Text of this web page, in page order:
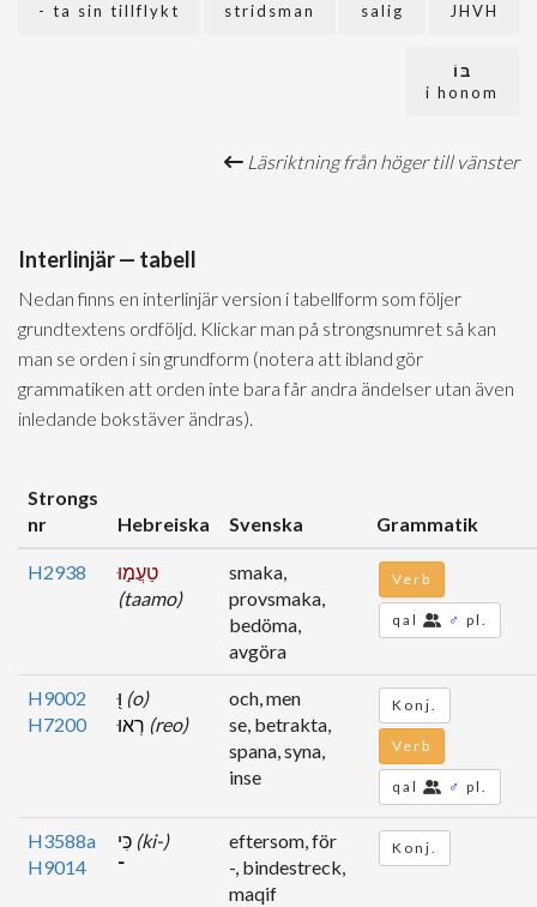
JHVH
salig
stridsman
ta sin tillflykt -
בּוֹ
i honom
Läsriktning från höger till vänster
Interlinjär — tabell
Nedan finns en interlinjär version i tabellform som följer
grundtextens ordföljd. Klickar man på strongsnumret så kan
man se orden i sin grundform (notera att ibland gör
grammatiken att orden inte bara får andra ändelser utan även
inledande bokstäver ändras).
Strongs
nr
Hebreiska Svenska Grammatik
H2938
טַעֲמ֣וּ
(taamo)
smaka,
provsmaka,
bedöma,
avgöra
Verb
qal ♂ pl.
H9002
H7200
(o)
(reo)
och, men
se, betrakta,
spana, syna,
inse
Konj.
Verb
qal ♂ pl.
H3588a
H9014
(ki-)
־
eftersom, för
-, bindestreck,
maqif
Konj.